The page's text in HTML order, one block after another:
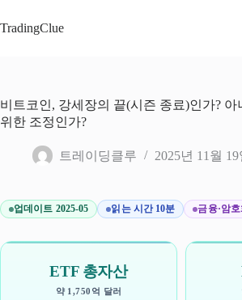
문
뛰
기
TradingClue
비트코인, 강세장의 끝(시즌 종료)인가? 아
위한 조정인가?
트레이딩클루 2025년 11월 19
업데이트 2025-05 읽는 시간 10분 금융·암호
ETF 총자산
약 1,750억 달러